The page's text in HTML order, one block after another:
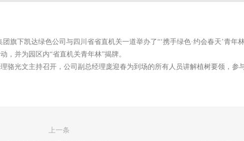
团旗下凯达绿色公司与四川省省直机关一道举办了“‘携手绿色·约会春天’青年
，并为园区内“省直机关青年林”揭牌。
骆光文主持召开，公司副总经理庞迎春为到场的所有人员讲解植树要领，参
上一条